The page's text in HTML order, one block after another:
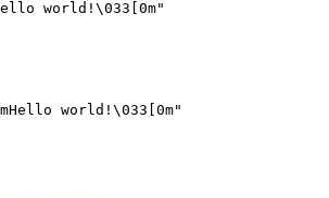
world!\033[0m"
mHello world!\033[0m"